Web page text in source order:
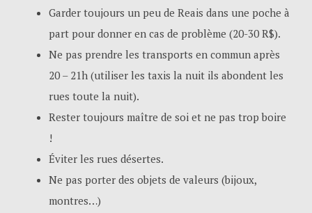
Garder toujours un peu de Reais dans une poche à
part pour donner en cas de problème (20-30 R$).
Ne pas prendre les transports en commun après
20 – 21h (utiliser les taxis la nuit ils abondent les
rues toute la nuit).
Rester toujours maître de soi et ne pas trop boire
!
Éviter les rues désertes.
Ne pas porter des objets de valeurs (bijoux,
montres…)